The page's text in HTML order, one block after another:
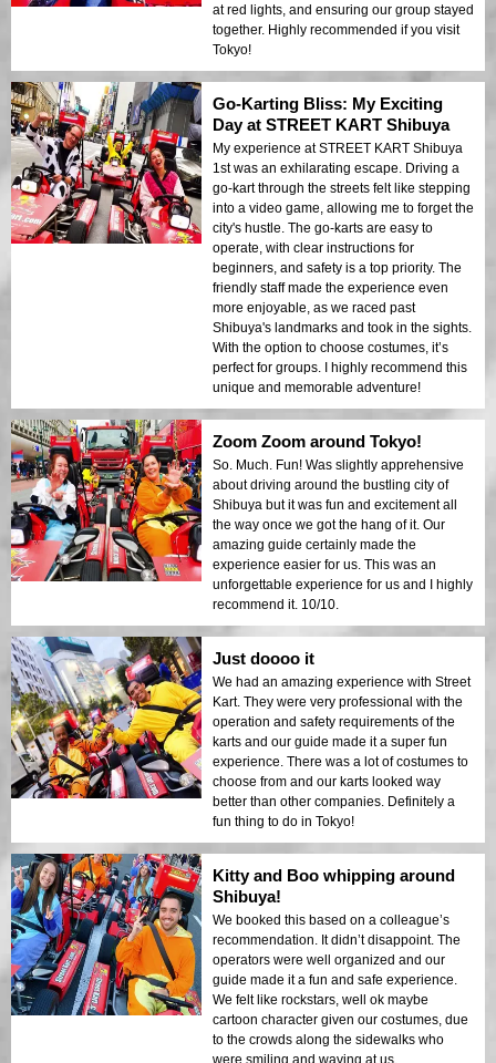
at red lights, and ensuring our group stayed
together. Highly recommended if you visit
Tokyo!
Go-Karting Bliss: My Exciting
Day at STREET KART Shibuya
My experience at STREET KART Shibuya
1st was an exhilarating escape. Driving a
go-kart through the streets felt like stepping
into a video game, allowing me to forget the
city's hustle. The go-karts are easy to
operate, with clear instructions for
beginners, and safety is a top priority. The
friendly staff made the experience even
more enjoyable, as we raced past
Shibuya's landmarks and took in the sights.
With the option to choose costumes, it’s
perfect for groups. I highly recommend this
unique and memorable adventure!
Zoom Zoom around Tokyo!
So. Much. Fun! Was slightly apprehensive
about driving around the bustling city of
Shibuya but it was fun and excitement all
the way once we got the hang of it. Our
amazing guide certainly made the
experience easier for us. This was an
unforgettable experience for us and I highly
recommend it. 10/10.
Just doooo it
We had an amazing experience with Street
Kart. They were very professional with the
operation and safety requirements of the
karts and our guide made it a super fun
experience. There was a lot of costumes to
choose from and our karts looked way
better than other companies. Definitely a
fun thing to do in Tokyo!
Kitty and Boo whipping around
Shibuya!
We booked this based on a colleague’s
recommendation. It didn’t disappoint. The
operators were well organized and our
guide made it a fun and safe experience.
We felt like rockstars, well ok maybe
cartoon character given our costumes, due
to the crowds along the sidewalks who